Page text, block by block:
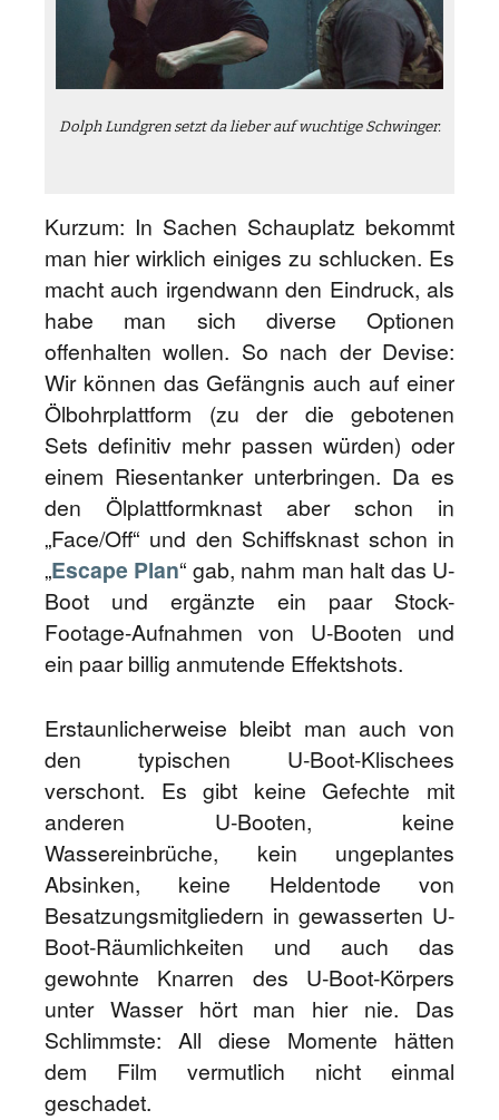
Dolph Lundgren setzt da lieber auf wuchtige Schwinger.
Kurzum: In Sachen Schauplatz bekommt
man hier wirklich einiges zu schlucken. Es
macht auch irgendwann den Eindruck, als
habe man sich diverse Optionen
offenhalten wollen. So nach der Devise:
Wir können das Gefängnis auch auf einer
Ölbohrplattform (zu der die gebotenen
Sets definitiv mehr passen würden) oder
einem Riesentanker unterbringen. Da es
den Ölplattformknast aber schon in
„Face/Off“ und den Schiffsknast schon in
„Escape Plan“ gab, nahm man halt das U-
Boot und ergänzte ein paar Stock-
Footage-Aufnahmen von U-Booten und
ein paar billig anmutende Effektshots.
Erstaunlicherweise bleibt man auch von
den typischen U-Boot-Klischees
verschont. Es gibt keine Gefechte mit
anderen U-Booten, keine
Wassereinbrüche, kein ungeplantes
Absinken, keine Heldentode von
Besatzungsmitgliedern in gewasserten U-
Boot-Räumlichkeiten und auch das
gewohnte Knarren des U-Boot-Körpers
unter Wasser hört man hier nie. Das
Schlimmste: All diese Momente hätten
dem Film vermutlich nicht einmal
geschadet.